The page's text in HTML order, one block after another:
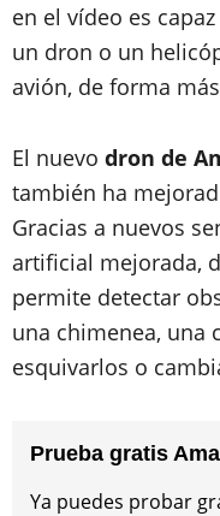
en el vídeo es
un dron o un
avión, de forma
El nuevo dron de
también ha
Gracias a nuevos
artificial mejorada,
permite detectar
una chimenea, una
esquivarlos o
Prueba gratis
Ya puedes probar